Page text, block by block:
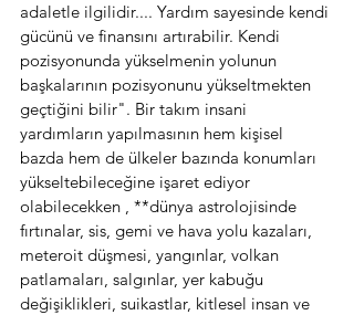
adaletle ilgilidir.... Yardım sayesinde kendi
gücünü ve finansını artırabilir. Kendi
pozisyonunda yükselmenin yolunun
başkalarının pozisyonunu yükseltmekten
geçtiğini bilir". Bir takım insani
yardımların yapılmasının hem kişisel
bazda hem de ülkeler bazında konumları
yükseltebileceğine işaret ediyor
olabilecekken , **dünya astrolojisinde
fırtınalar, sis, gemi ve hava yolu kazaları,
meteroit düşmesi, yangınlar, volkan
patlamaları, salgınlar, yer kabuğu
değişiklikleri, suikastlar, kitlesel insan ve